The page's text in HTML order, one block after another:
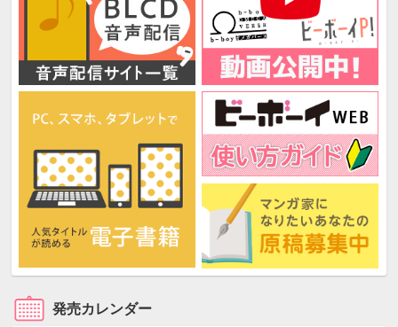
発売カレンダー